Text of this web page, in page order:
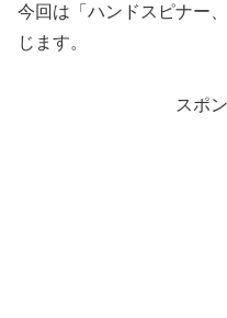
今回は「ハンドスピナー
じます。
スポ